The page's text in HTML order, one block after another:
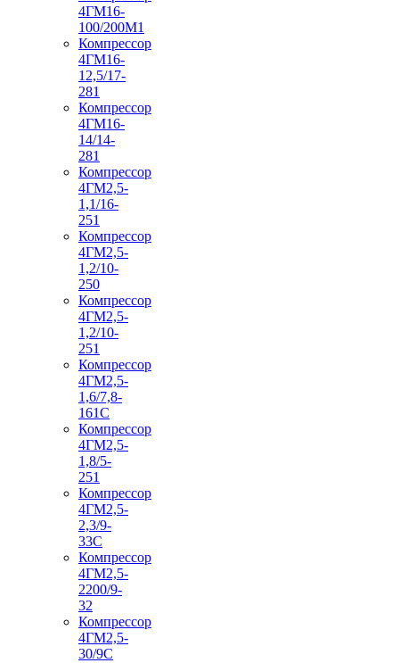
4ГМ16-
100/200М1
Компрессор
4ГМ16-
12,5/17-
281
Компрессор
4ГМ16-
14/14-
281
Компрессор
4ГМ2,5-
1,1/16-
251
Компрессор
4ГМ2,5-
1,2/10-
250
Компрессор
4ГМ2,5-
1,2/10-
251
Компрессор
4ГМ2,5-
1,6/7,8-
161С
Компрессор
4ГМ2,5-
1,8/5-
251
Компрессор
4ГМ2,5-
2,3/9-
33С
Компрессор
4ГМ2,5-
2200/9-
32
Компрессор
4ГМ2,5-
30/9С